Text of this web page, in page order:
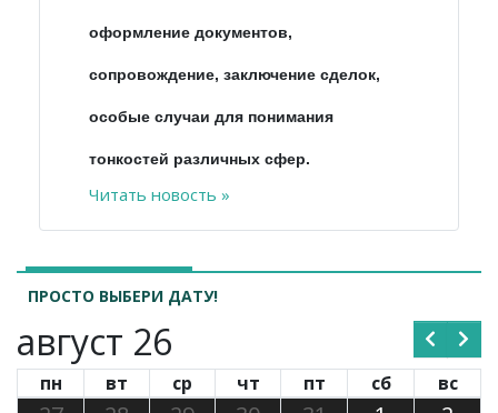
оформление документов,
сопровождение, заключение сделок,
особые случаи для понимания
тонкостей различных сфер.
Читать новость »
ПРОСТО ВЫБЕРИ ДАТУ!
август 26
пн вт ср чт пт сб вс